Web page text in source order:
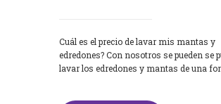
Cuál es el precio de lavar mis mantas y
edredones? Con nosotros se pueden se
lavar los edredones y mantas de una